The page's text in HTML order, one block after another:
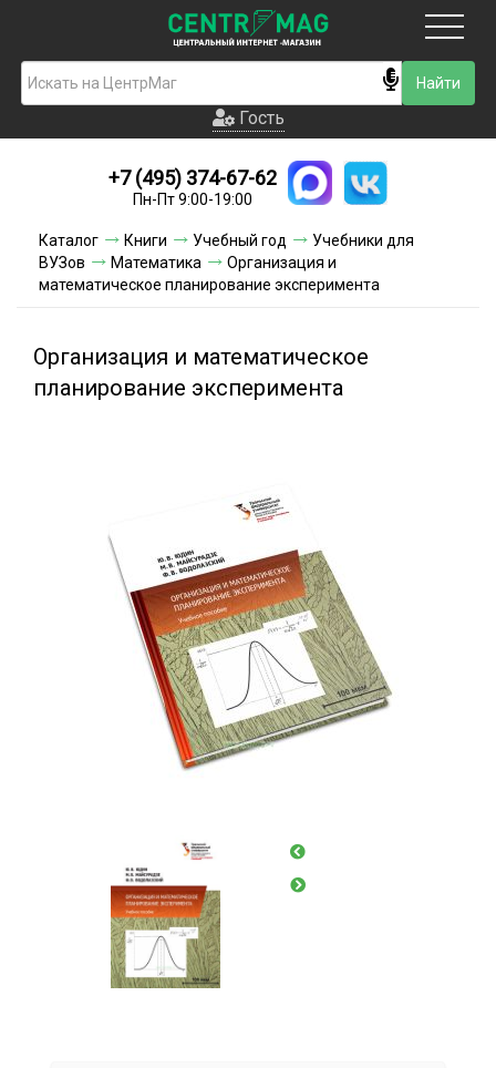
Гость
Новинки
Условия доставки
Условия оплаты
Гость
+7 (495) 374-67-62
Пн-Пт 9:00-19:00
Каталог Книги Учебный год
Учебники для
ВУЗов
Математика
Организация и
математическое планирование эксперимента
Организация и математическое
планирование эксперимента